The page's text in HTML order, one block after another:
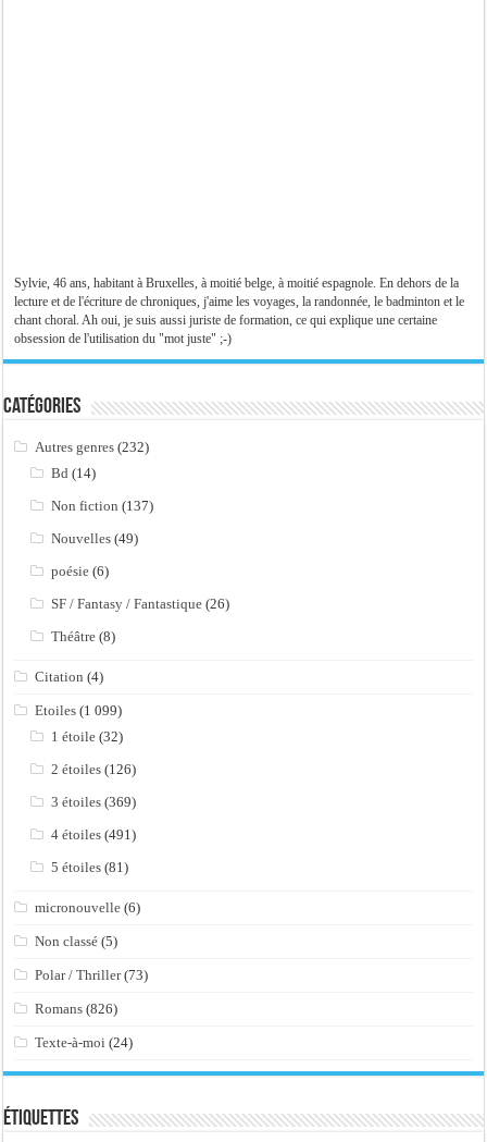
Sylvie, 46 ans, habitant à Bruxelles, à moitié belge, à moitié espagnole. En dehors de la
lecture et de l'écriture de chroniques, j'aime les voyages, la randonnée, le badminton et le
chant choral. Ah oui, je suis aussi juriste de formation, ce qui explique une certaine
obsession de l'utilisation du "mot juste" ;-)
Catégories
Autres genres (232)
Bd (14)
Non fiction (137)
Nouvelles (49)
poésie (6)
SF / Fantasy / Fantastique (26)
Théâtre (8)
Citation (4)
Etoiles (1 099)
1 étoile (32)
2 étoiles (126)
3 étoiles (369)
4 étoiles (491)
5 étoiles (81)
micronouvelle (6)
Non classé (5)
Polar / Thriller(73)
Romans (826)
Texte-à-moi (24)
Étiquettes